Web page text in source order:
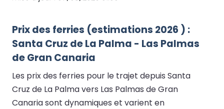
Prix des ferries (estimations 2026 ) :
Santa Cruz de La Palma - Las Palmas
de Gran Canaria
Les prix des ferries pour le trajet depuis Santa
Cruz de La Palma vers Las Palmas de Gran
Canaria sont dynamiques et varient en